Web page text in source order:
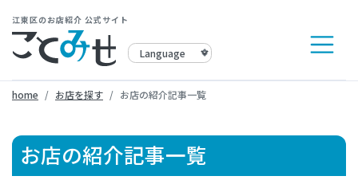
江東区のお店紹介 公式サイト
home お店を探す お店の紹介記事一覧
お店の紹介記事一覧